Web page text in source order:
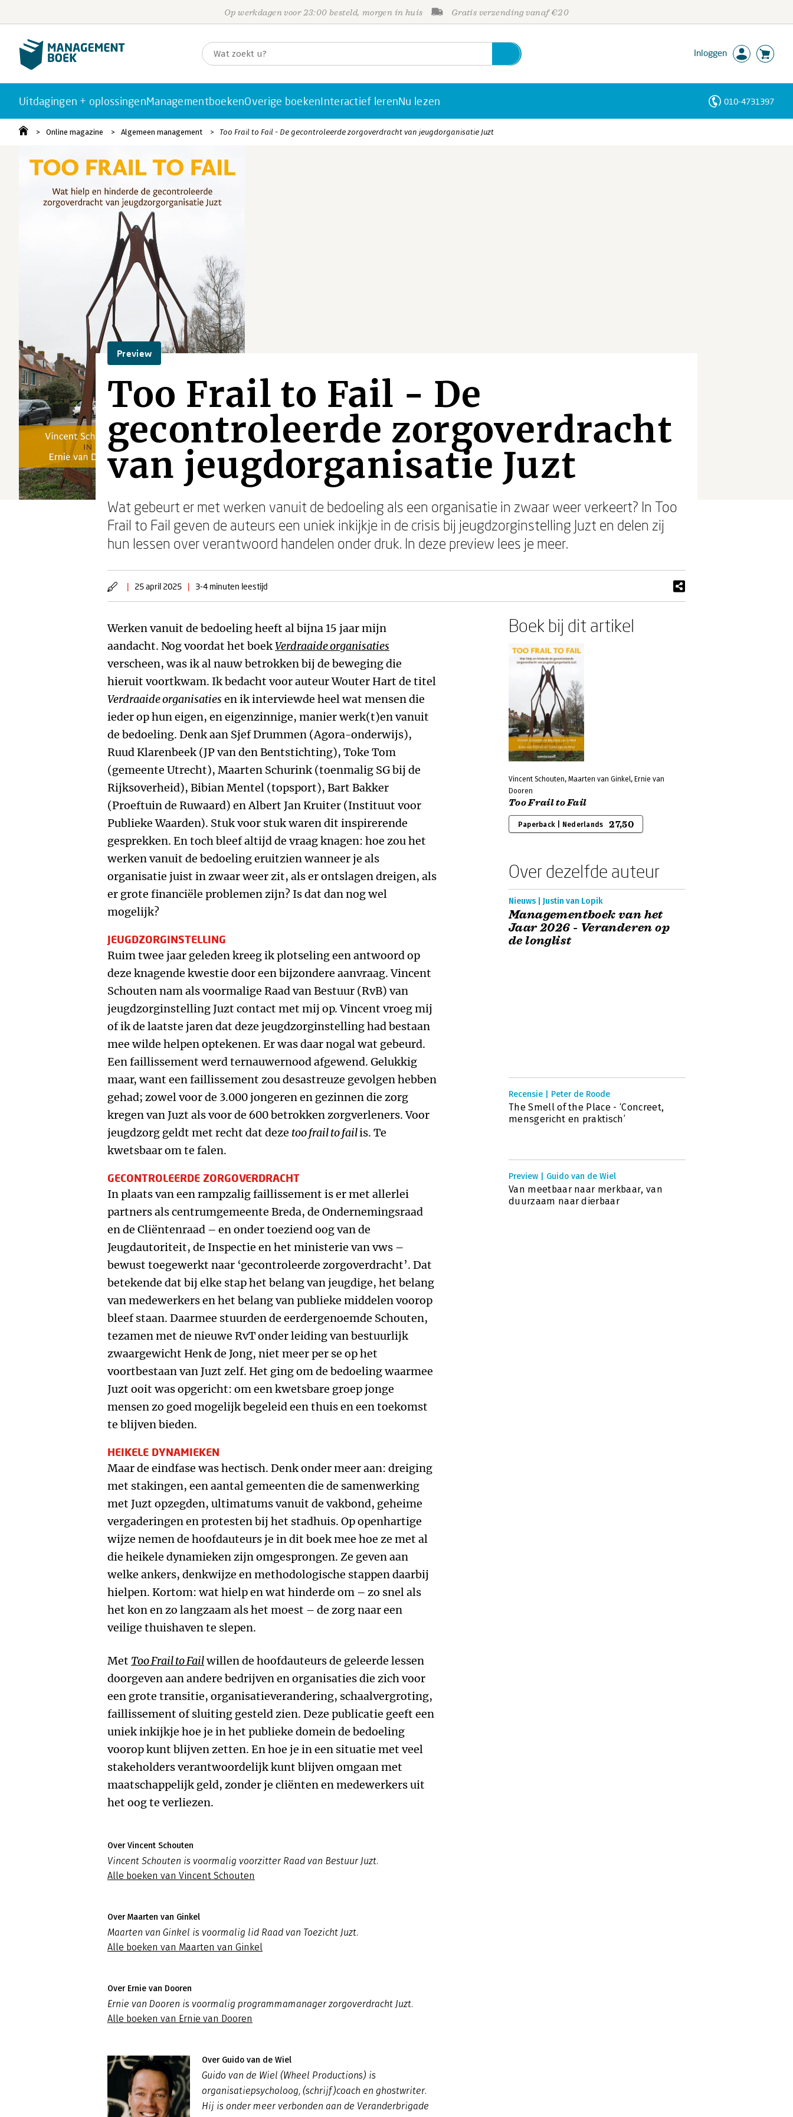
Op werkdagen voor 23:00 besteld, morgen in huis Gratis verzending vanaf €20
Inloggen
Uitdagingen + oplossingenManagementboekenOverige boekenInteractief lerenNu lezen 010-4731397
Online magazine Algemeen management Too Frail to Fail - De gecontroleerde zorgoverdracht van jeugdorganisatie Juzt
Preview
Too Frail to Fail - De
gecontroleerde zorgoverdracht
van jeugdorganisatie Juzt
Wat gebeurt er met werken vanuit de bedoeling als een organisatie in zwaar weer verkeert? In Too
Frail to Fail geven de auteurs een uniek inkijkje in de crisis bij jeugdzorginstelling Juzt en delen zij
hun lessen over verantwoord handelen onder druk. In deze preview lees je meer.
| 25 april 2025 | 3-4 minuten leestijd
Werken vanuit de bedoeling heeft al bijna 15 jaar mijn
aandacht. Nog voordat het boekVerdraaide organisaties
verscheen, was ik al nauw betrokken bij de beweging die
hieruit voortkwam. Ik bedacht voor auteur Wouter Hart de titel
Verdraaide organisaties en ik interviewde heel wat mensen die
ieder op hun eigen, en eigenzinnige, manier werk(t)en vanuit
de bedoeling. Denk aan Sjef Drummen (Agora-onderwijs),
Ruud Klarenbeek (JP van den Bentstichting), Toke Tom
(gemeente Utrecht), Maarten Schurink (toenmalig SG bij de
Rijksoverheid), Bibian Mentel (topsport), Bart Bakker
(Proeftuin de Ruwaard) en Albert Jan Kruiter (Instituut voor
Publieke Waarden). Stuk voor stuk waren dit inspirerende
gesprekken. En toch bleef altijd de vraag knagen: hoe zou het
werken vanuit de bedoeling eruitzien wanneer je als
organisatie juist in zwaar weer zit, als er ontslagen dreigen, als
er grote financiële problemen zijn? Is dat dan nog wel
mogelijk?
JEUGDZORGINSTELLING
Ruim twee jaar geleden kreeg ik plotseling een antwoord op
deze knagende kwestie door een bijzondere aanvraag. Vincent
Schouten nam als voormalige Raad van Bestuur (RvB) van
jeugdzorginstelling Juzt contact met mij op. Vincent vroeg mij
of ik de laatste jaren dat deze jeugdzorginstelling had bestaan
mee wilde helpen optekenen. Er was daar nogal wat gebeurd.
Een faillissement werd ternauwernood afgewend. Gelukkig
maar, want een faillissement zou desastreuze gevolgen hebben
gehad; zowel voor de 3.000 jongeren en gezinnen die zorg
kregen van Juzt als voor de 600 betrokken zorgverleners. Voor
jeugdzorg geldt met recht dat deze too frail to failis. Te
kwetsbaar om te falen.
GECONTROLEERDE ZORGOVERDRACHT
In plaats van een rampzalig faillissement is er met allerlei
partners als centrumgemeente Breda, de Ondernemingsraad
en de Cliëntenraad – en onder toeziend oog van de
Jeugdautoriteit, de Inspectie en het ministerie van vws –
bewust toegewerkt naar ‘gecontroleerde zorgoverdracht’. Dat
betekende dat bij elke stap het belang van jeugdige, het belang
van medewerkers en het belang van publieke middelen voorop
bleef staan. Daarmee stuurden de eerdergenoemde Schouten,
tezamen met de nieuwe RvT onder leiding van bestuurlijk
zwaargewicht Henk de Jong, niet meer per se op het
voortbestaan van Juzt zelf. Het ging om de bedoeling waarmee
Juzt ooit was opgericht: om een kwetsbare groep jonge
mensen zo goed mogelijk begeleid een thuis en een toekomst
te blijven bieden.
HEIKELE DYNAMIEKEN
Maar de eindfase was hectisch. Denk onder meer aan: dreiging
met stakingen, een aantal gemeenten die de samenwerking
met Juzt opzegden, ultimatums vanuit de vakbond, geheime
vergaderingen en protesten bij het stadhuis. Op openhartige
wijze nemen de hoofdauteurs je in dit boek mee hoe ze met al
die heikele dynamieken zijn omgesprongen. Ze geven aan
welke ankers, denkwijze en methodologische stappen daarbij
hielpen. Kortom: wat hielp en wat hinderde om – zo snel als
het kon en zo langzaam als het moest – de zorg naar een
veilige thuishaven te slepen.
Met Too Frail to Failwillen de hoofdauteurs de geleerde lessen
doorgeven aan andere bedrijven en organisaties die zich voor
een grote transitie, organisatieverandering, schaalvergroting,
faillissement of sluiting gesteld zien. Deze publicatie geeft een
uniek inkijkje hoe je in het publieke domein de bedoeling
voorop kunt blijven zetten. En hoe je in een situatie met veel
stakeholders verantwoordelijk kunt blijven omgaan met
maatschappelijk geld, zonder je cliënten en medewerkers uit
het oog te verliezen.
Over Vincent Schouten
Vincent Schouten is voormalig voorzitter Raad van Bestuur Juzt.
Alle boeken van Vincent Schouten
Over Maarten van Ginkel
Maarten van Ginkel is voormalig lid Raad van Toezicht Juzt.
Alle boeken van Maarten van Ginkel
Over Ernie van Dooren
Ernie van Dooren is voormalig programmamanager zorgoverdracht Juzt.
Alle boeken van Ernie van Dooren
Over Guido van de Wiel
Guido van de Wiel (Wheel Productions) is
organisatiepsycholoog, (schrijf)coach en ghostwriter.
Hij is onder meer verbonden aan de Veranderbrigade
Boek bij dit artikel
Vincent Schouten, Maarten van Ginkel, Ernie van
Dooren
Too Frail to Fail
Paperback | Nederlands 27,50
Over dezelfde auteur
Nieuws | Justin van Lopik
Managementboek van het
Jaar 2026 - Veranderen op
de longlist
Recensie | Peter de Roode
The Smell of the Place - ‘Concreet,
mensgericht en praktisch’
Preview | Guido van de Wiel
Van meetbaar naar merkbaar, van
duurzaam naar dierbaar
Personen